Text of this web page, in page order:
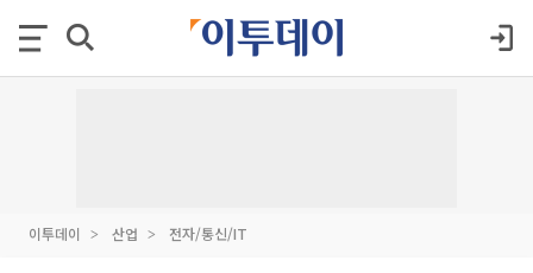
이투데이 산업 전자/통신/IT